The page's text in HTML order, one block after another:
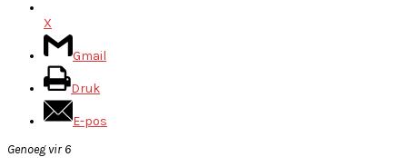
X
Gmail
Druk
E-pos
Genoeg vir 6